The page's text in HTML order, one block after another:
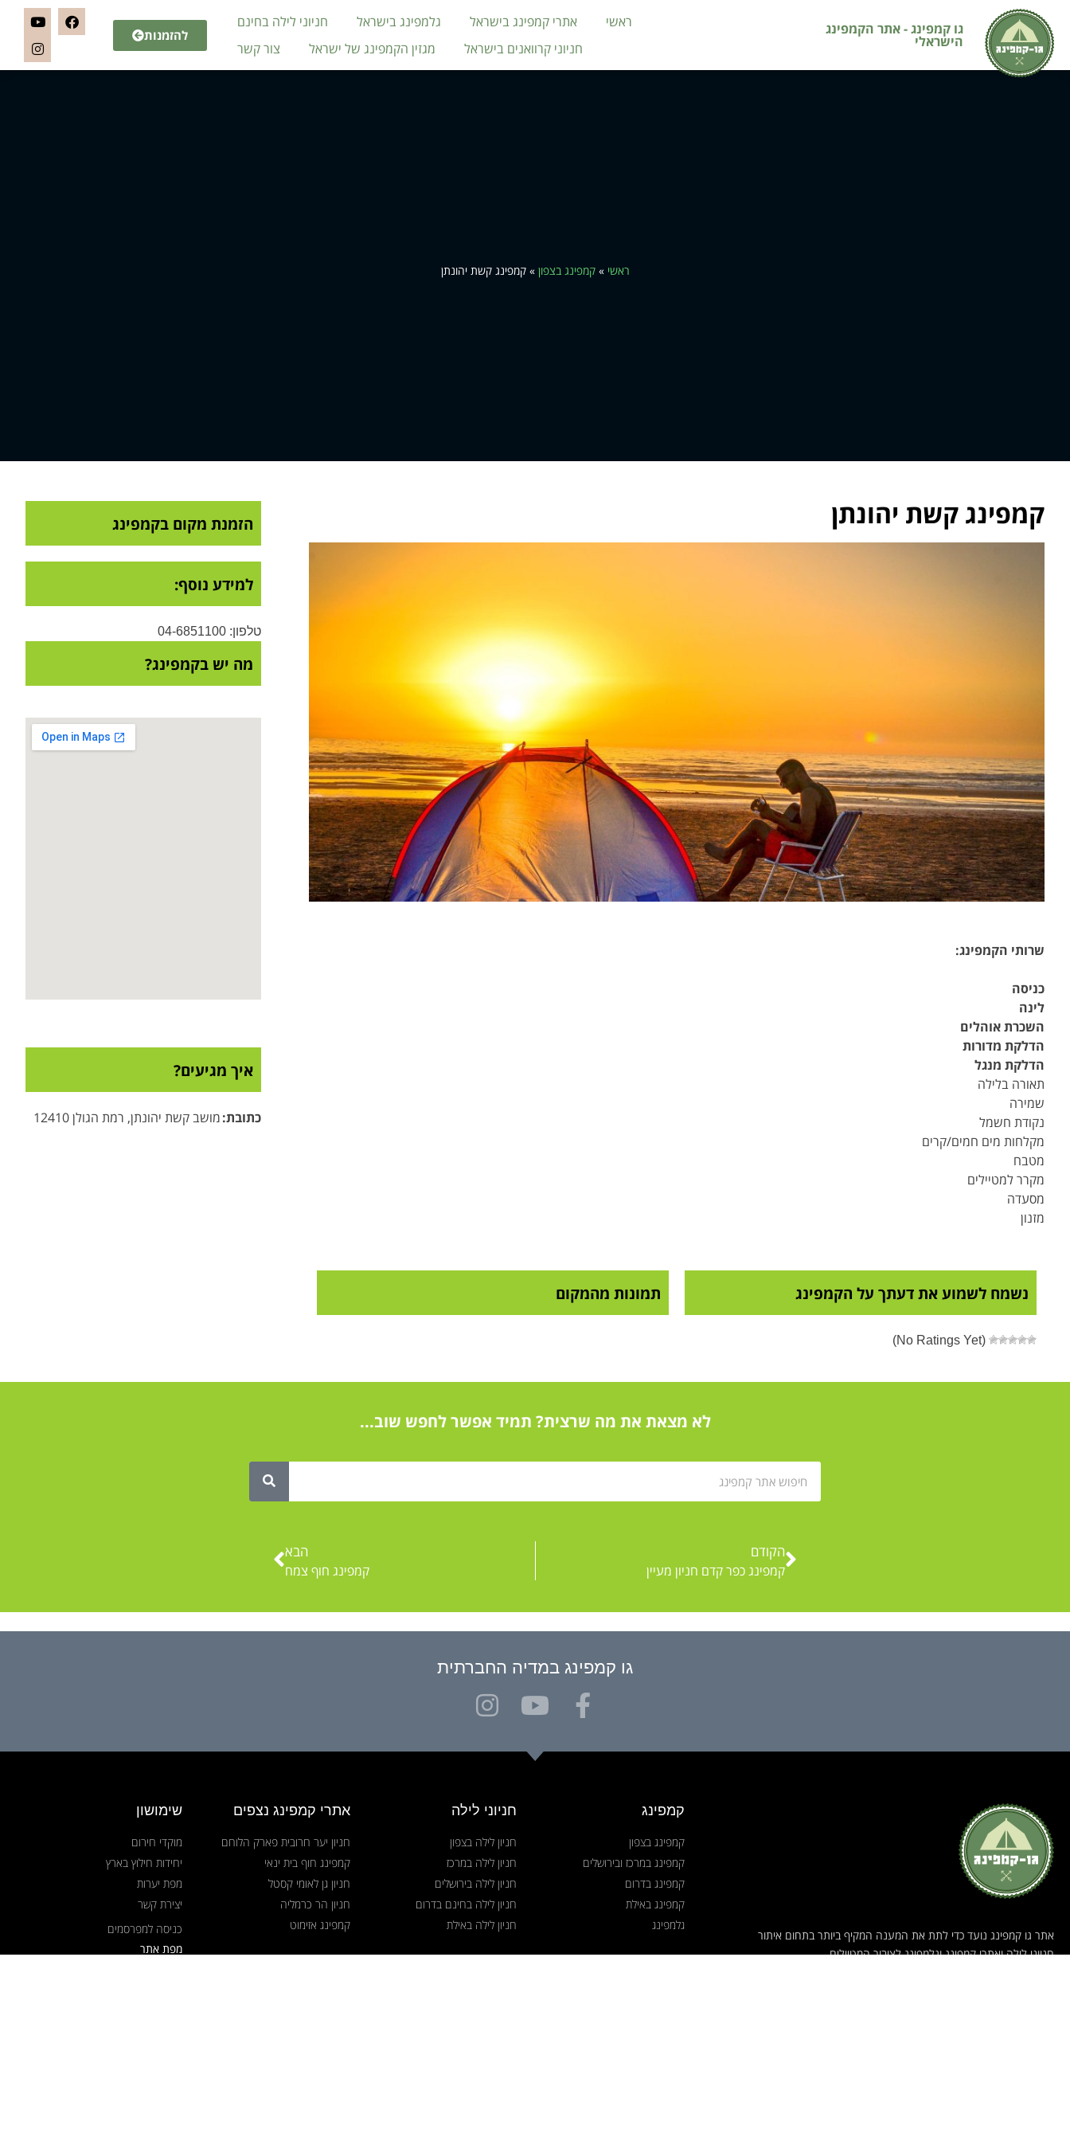
גו קמפינג - אתר הקמפינג
הישראלי
ראשי אתרי קמפינג בישראל גלמפינג בישראל
חניוני לילה בחינם
חניוני קרוואנים בישראל
מגזין הקמפינג של ישראל צור קשר
להזמנות
ראשי »קמפינג בצפון »קמפינג קשת יהונתן
קמפינג קשת יהונתן
שרותי הקמפינג:
כניסה
לינה
השכרת אוהלים
הדלקת מדורות
הדלקת מנגל
תאורה בלילה
שמירה
נקודת חשמל
מקלחות מים חמים/קרים
מטבח
מקרר למטיילים
מסעדה
מזנון
נשמח לשמוע את דעתך על הקמפינג
(No Ratings Yet)
תמונות מהמקום
הזמנת מקום בקמפינג
למידע נוסף:
טלפון: 04-6851100
מה יש בקמפינג?
איך מגיעים?
כתובת:מושב קשת יהונתן, רמת הגולן 12410
לא מצאת את מה שרצית? תמיד אפשר לחפש שוב...
הקודם
קמפינג כפר קדם חניון מעיין
הבא
קמפינג חוף צמח
גו קמפינג במדיה החברתית
אתר גו קמפינג נועד כדי לתת את המענה המקיף ביותר בתחום איתור
חניוני לילה ואתרי קמפינג וגלמפינג לציבור המטיילים.
קמפינג
קמפינג בצפון
קמפינג במרכז ובירושלים
קמפינג בדרום
קמפינג באילת
גלמפינג
חניוני לילה
חניון לילה בצפון
חניון לילה במרכז
חניון לילה בירושלים
חניון לילה בחינם בדרום
חניון לילה באילת
אתרי קמפינג נצפים
חניון יער חרובית פארק הלוחם
קמפינג חוף בית ינאי
חניון גן לאומי קסטל
חניון הר כרמליה
קמפינג אזימוט
שימושון
מוקדי חירום
יחידות חילוץ בארץ
מפת יערות
יצירת קשר
כניסה למפרסמים
מפת אתר